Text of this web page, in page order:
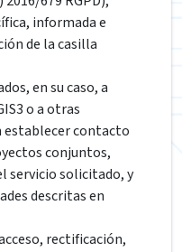
informada e
de la casilla
en su caso, a
o a otras
establecer contacto
conjuntos,
servicio solicitado, y
descritas en
rectificación,